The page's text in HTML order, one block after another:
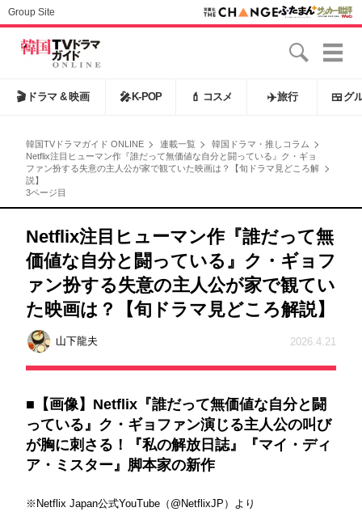
Group Site
🎬 ドラマ & 映画 🎤 K-POP 💄 コスメ ✈️旅行 🍱 グ
韓国TVドラマガイド ONLINE 連載一覧
韓国ドラマ・推しコラム
Netflix注目ヒューマン作『誰だって無価値な自分と闘っている』ク・ギョ
ファン扮する失意の主人公が家で観ていた映画は？【旬ドラマ見どころ解
説】
3ページ目
Netflix注目ヒューマン作『誰だって無
価値な自分と闘っている』ク・ギョフ
ァン扮する失意の主人公が家で観てい
た映画は？【旬ドラマ見どころ解説】
山下龍夫 2026.4.21
■【画像】Netflix『誰だって無価値な自分と闘
っている』ク・ギョファン演じる主人公の叫び
が胸に刺さる！『私の解放日誌』『マイ・ディ
ア・ミスター』脚本家の新作
※Netflix Japan公式YouTube（@NetflixJP）より